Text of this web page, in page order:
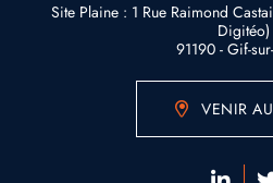
Site Plaine : 1 Rue Raimond
Digitéo)
91190 - Gif-
VENIR